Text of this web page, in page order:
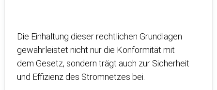
Die Einhaltung dieser rechtlichen Grundlagen
gewährleistet nicht nur die Konformität mit
dem Gesetz, sondern trägt auch zur Sicherheit
und Effizienz des Stromnetzes bei.